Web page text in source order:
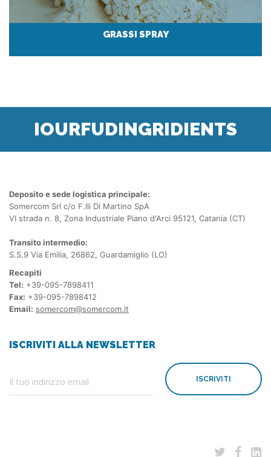
GRASSI SPRAY
IOURFUDINGRIDIENTS
Deposito e sede logistica principale:
Somercom Srl c/o F.lli Di Martino SpA
VI strada n. 8, Zona Industriale Piano d'Arci 95121, Catania (CT)
Transito intermedio:
S.S.9 Via Emilia, 26862, Guardamiglio (LO)
Recapiti
Tel: +39-095-7898411
Fax: +39-095-7898412
Email: somercom@somercom.it
ISCRIVITI ALLA NEWSLETTER
ISCRIVITI